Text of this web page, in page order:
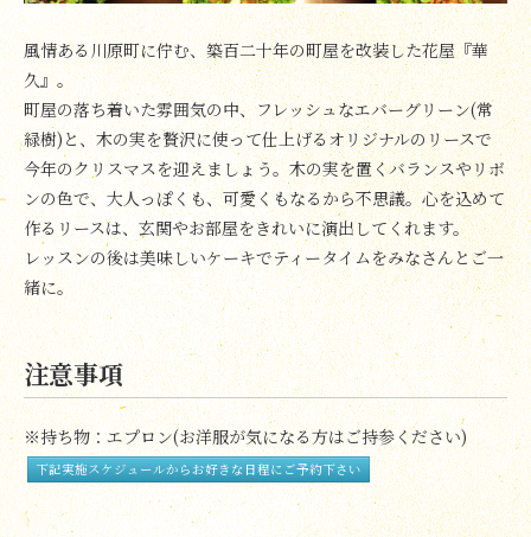
風情ある川原町に佇む、築百二十年の町屋を改装した花屋『華
久』。
町屋の落ち着いた雰囲気の中、フレッシュなエバーグリーン(常
緑樹)と、木の実を贅沢に使って仕上げるオリジナルのリースで
今年のクリスマスを迎えましょう。木の実を置くバランスやリボ
ンの色で、大人っぽくも、可愛くもなるから不思議。心を込めて
作るリースは、玄関やお部屋をきれいに演出してくれます。
レッスンの後は美味しいケーキでティータイムをみなさんとご一
緒に。
注意事項
※持ち物：エプロン(お洋服が気になる方はご持参ください)
下記実施スケジュールからお好きな日程にご予約下さい